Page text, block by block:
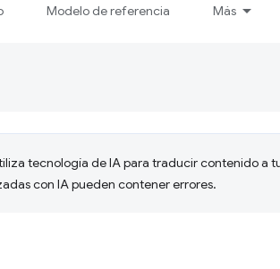
Modelo de referencia Más
tecnología de IA para traducir contenido a
con IA pueden contener errores.